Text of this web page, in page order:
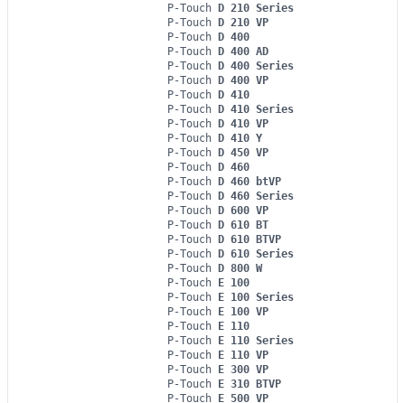
P-Touch D 210 Series
P-Touch D 210 VP
P-Touch D 400
P-Touch D 400 AD
P-Touch D 400 Series
P-Touch D 400 VP
P-Touch D 410
P-Touch D 410 Series
P-Touch D 410 VP
P-Touch D 410 Y
P-Touch D 450 VP
P-Touch D 460
P-Touch D 460 btVP
P-Touch D 460 Series
P-Touch D 600 VP
P-Touch D 610 BT
P-Touch D 610 BTVP
P-Touch D 610 Series
P-Touch D 800 W
P-Touch E 100
P-Touch E 100 Series
P-Touch E 100 VP
P-Touch E 110
P-Touch E 110 Series
P-Touch E 110 VP
P-Touch E 300 VP
P-Touch E 310 BTVP
P-Touch E 500 VP